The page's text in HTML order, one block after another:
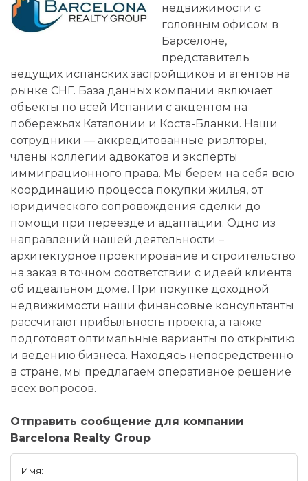
недвижимости с
головным офисом в
Барселоне,
представитель
ведущих испанских застройщиков и агентов на
рынке СНГ. База данных компании включает
объекты по всей Испании с акцентом на
побережьях Каталонии и Коста-Бланки. Наши
сотрудники — аккредитованные риэлторы,
члены коллегии адвокатов и эксперты
иммиграционного права. Мы берем на себя всю
координацию процесса покупки жилья, от
юридического сопровождения сделки до
помощи при переезде и адаптации. Одно из
направлений нашей деятельности –
архитектурное проектирование и строительство
на заказ в точном соответствии с идеей клиента
об идеальном доме. При покупке доходной
недвижимости наши финансовые консультанты
рассчитают прибыльность проекта, а также
подготовят оптимальные варианты по открытию
и ведению бизнеса. Находясь непосредственно
в стране, мы предлагаем оперативное решение
всех вопросов.
Отправить сообщение для компании
Barcelona Realty Group
Имя: